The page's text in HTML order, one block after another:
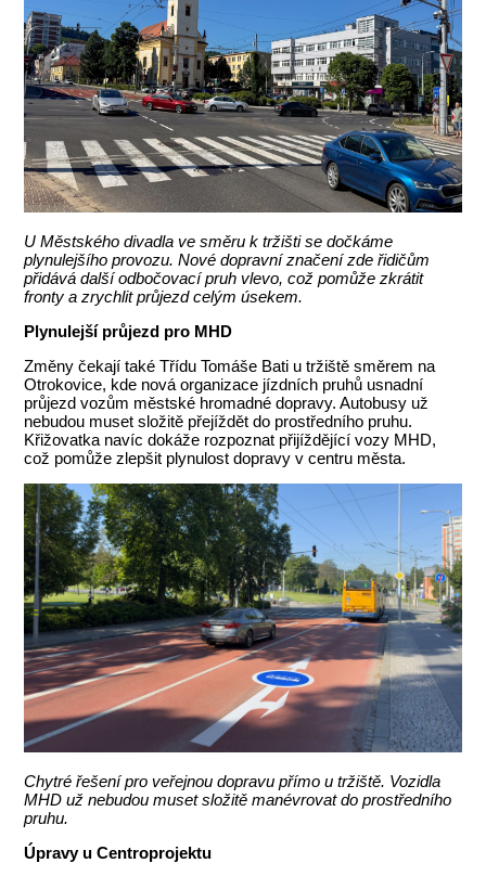
U Městského divadla ve směru k tržišti se dočkáme
plynulejšího provozu. Nové dopravní značení zde řidičům
přidává další odbočovací pruh vlevo, což pomůže zkrátit
fronty a zrychlit průjezd celým úsekem.
Plynulejší průjezd pro MHD
Změny čekají také Třídu Tomáše Bati u tržiště směrem na
Otrokovice, kde nová organizace jízdních pruhů usnadní
průjezd vozům městské hromadné dopravy. Autobusy už
nebudou muset složitě přejíždět do prostředního pruhu.
Křižovatka navíc dokáže rozpoznat přijíždějící vozy MHD,
což pomůže zlepšit plynulost dopravy v centru města.
Chytré řešení pro veřejnou dopravu přímo u tržiště. Vozidla
MHD už nebudou muset složitě manévrovat do prostředního
pruhu.
Úpravy u Centroprojektu